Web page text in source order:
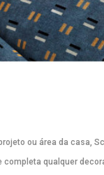
ou área da casa,
qualquer